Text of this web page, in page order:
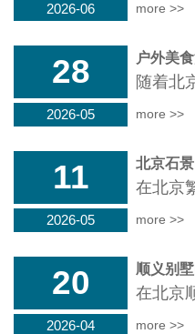
2026-06 more >>
28
2026-05 more >>
11
2026-05 more >>
20
2026-04 more >>